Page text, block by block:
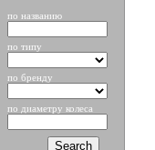
по названию
по типу
по бренду
по диаметру колеса